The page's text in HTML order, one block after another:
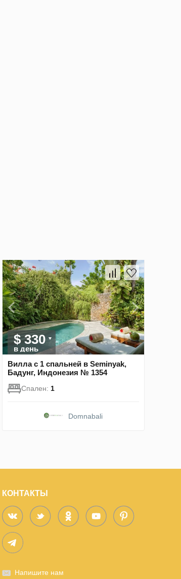
$ 330
в день
Вилла с 1 спальней в Seminyak,
Бадунг, Индонезия № 1354
Спален: 1
Domnabali
КОНТАКТЫ
Напишите нам